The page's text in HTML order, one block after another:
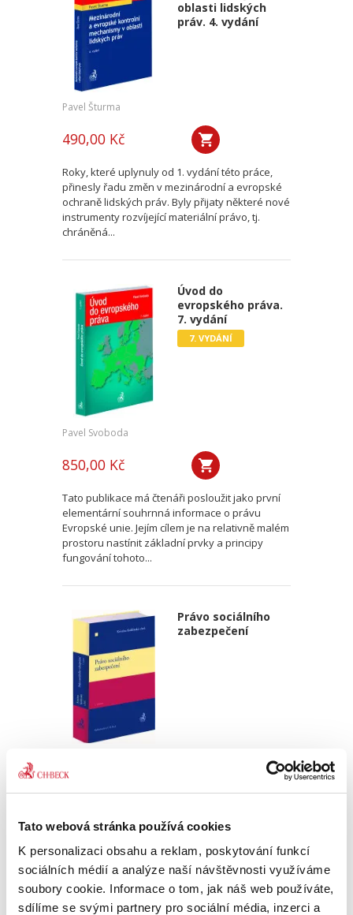
Tato webová stránka používá cookies
K personalizaci obsahu a reklam, poskytování funkcí
sociálních médií a analýze naší návštěvnosti využíváme
soubory cookie. Informace o tom, jak náš web používáte,
sdílíme se svými partnery pro sociální média, inzerci a
oblasti lidských
práv. 4. vydání
Pavel Šturma
490,00 Kč
Roky, které uplynuly od 1. vydání této práce,
přinesly řadu změn v mezinárodní a evropské
ochraně lidských práv. Byly přijaty některé nové
instrumenty rozvíjející materiální právo, tj.
chráněná...
Úvod do
evropského práva.
7. vydání
7. VYDÁNÍ
Pavel Svoboda
850,00 Kč
Tato publikace má čtenáři posloužit jako první
elementární souhrnná informace o právu
Evropské unie. Jejím cílem je na relativně malém
prostoru nastínit základní prvky a principy
fungování tohoto...
Právo sociálního
zabezpečení
990,00 Kč
V současné době stojí Česká republika spolu s
výzvami, jimž dlouhé generace nikdo v našem
regionu nečelil nebo jež jsou zcela nové a
nebývalé. Všechny...